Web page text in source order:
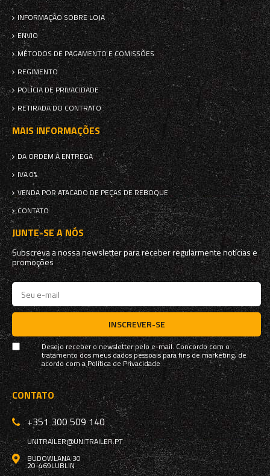
INFORMAÇÃO SOBRE LOJA
ENVIO
MÉTODOS DE PAGAMENTO E COMISSÕES
REGIMENTO
POLÍCIA DE PRIVACIDADE
RETIRADA DO CONTRATO
MAIS INFORMAÇÕES
DA ORDEM À ENTREGA
IVA 0%
VENDA POR ATACADO DE PEÇAS DE REBOQUE
CONTATO
JUNTE-SE A NÓS
Subscreva a nossa newsletter para receber regularmente notícias e
promoções
INSCREVER-SE
Desejo receber o newsletter pelo e-mail. Concordo com o
tratamento dos meus dados pessoais para fins de marketing, de
acordo com aPolítica de Privacidade
CONTATO
+351 300 509 140
UNITRAILER@UNITRAILER.PT
BUDOWLANA 30
20-469LUBLIN